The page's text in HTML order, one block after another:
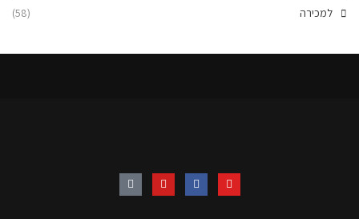
למכירה (58)